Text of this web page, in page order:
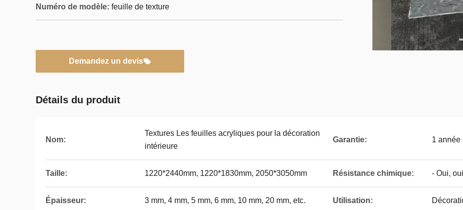
Numéro de modèle: feuille de texture
Demandez un devis
Détails du produit
Nom:
Textures Les feuilles acryliques pour la décoration
intérieure
Garantie: 1 année
Taille: 1220*2440mm, 1220*1830mm, 2050*3050mm Résistance chimique: - Oui,
Épaisseur: 3 mm, 4 mm, 5 mm, 6 mm, 10 mm, 20 mm, etc. Utilisation: